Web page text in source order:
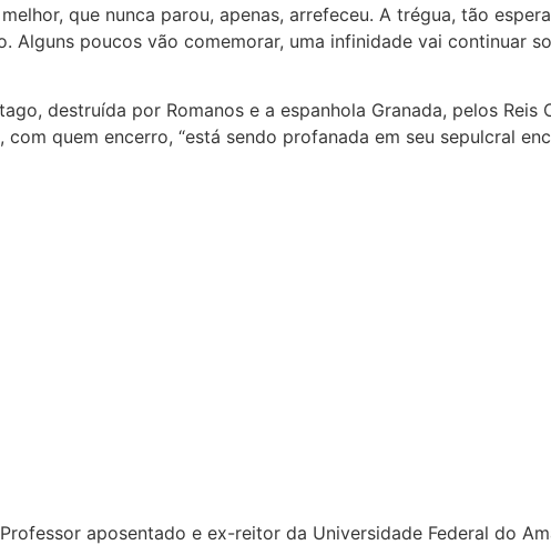
que nunca parou, apenas, arrefeceu. A trégua, tão
Alguns poucos vão comemorar, uma infinidade vai continuar
destruída por Romanos e a espanhola Granada, pelos Reis
quem encerro, “está sendo profanada em seu sepulcral
aposentado e ex-reitor da Universidade Federal do